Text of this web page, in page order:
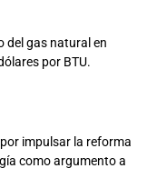
del gas natural en
por BTU.
impulsar la reforma
como argumento a